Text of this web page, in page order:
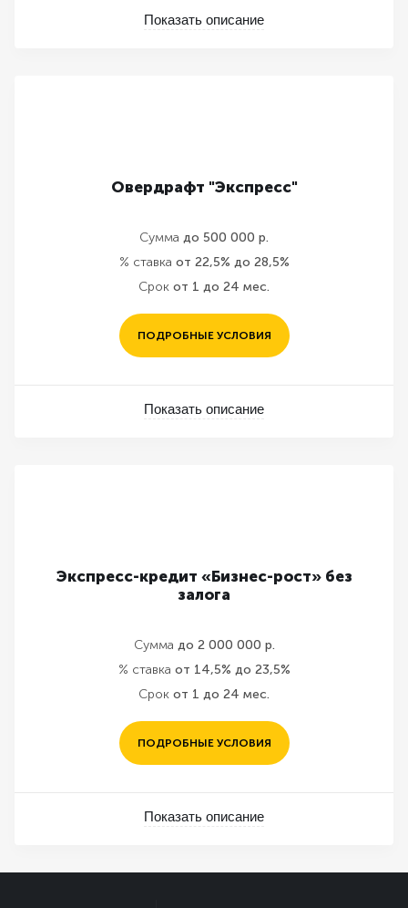
Показать описание
Овердрафт "Экспресс"
Сумма до 500 000 р.
% ставка от 22,5% до 28,5%
Срок от 1 до 24 мес.
ПОДРОБНЫЕ УСЛОВИЯ
Показать описание
Экспресс-кредит «Бизнес-рост» без
залога
Сумма до 2 000 000 р.
% ставка от 14,5% до 23,5%
Срок от 1 до 24 мес.
ПОДРОБНЫЕ УСЛОВИЯ
Показать описание